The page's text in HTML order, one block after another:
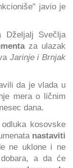
javio je
Dželjalj Svečlja
za ulazak
Jarinje i Brnjak
da je vlada u
mera o ličnim
dana.
kosovske
nastaviti
ne uklone i ne
a da će